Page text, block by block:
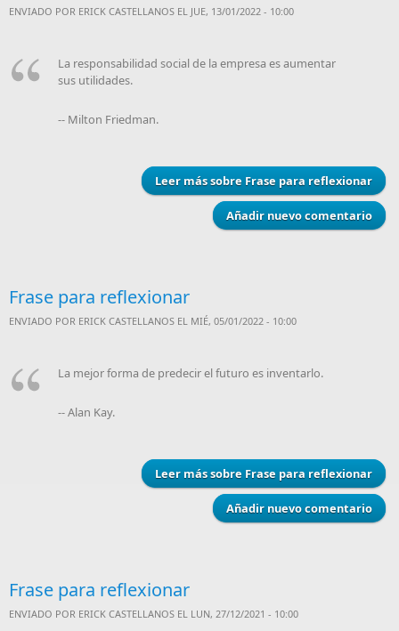
ENVIADO POR ERICK CASTELLANOS EL JUE, 13/01/2022 - 10:00
La responsabilidad social de la empresa es aumentar
sus utilidades.
-- Milton Friedman.
Leer mássobre Frase para reflexionar
Añadir nuevo comentario
Frase para reflexionar
ENVIADO POR ERICK CASTELLANOS EL MIÉ, 05/01/2022 - 10:00
La mejor forma de predecir el futuro es inventarlo.
-- Alan Kay.
Leer mássobre Frase para reflexionar
Añadir nuevo comentario
Frase para reflexionar
ENVIADO POR ERICK CASTELLANOS EL LUN, 27/12/2021 - 10:00